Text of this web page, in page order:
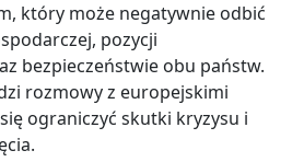
który może negatywnie odbić
pozycji
bezpieczeństwie obu państw.
rozmowy z europejskimi
ograniczyć skutki kryzysu i